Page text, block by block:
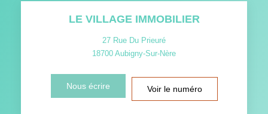
LE VILLAGE IMMOBILIER
27 Rue Du Prieuré
18700 Aubigny-Sur-Nère
Nous écrire Voir le numéro